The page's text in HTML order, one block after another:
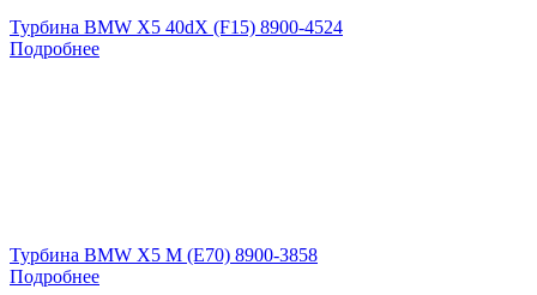
Турбина BMW X5 40dX (F15) 8900-4524
Подробнее
Турбина BMW X5 M (E70) 8900-3858
Подробнее